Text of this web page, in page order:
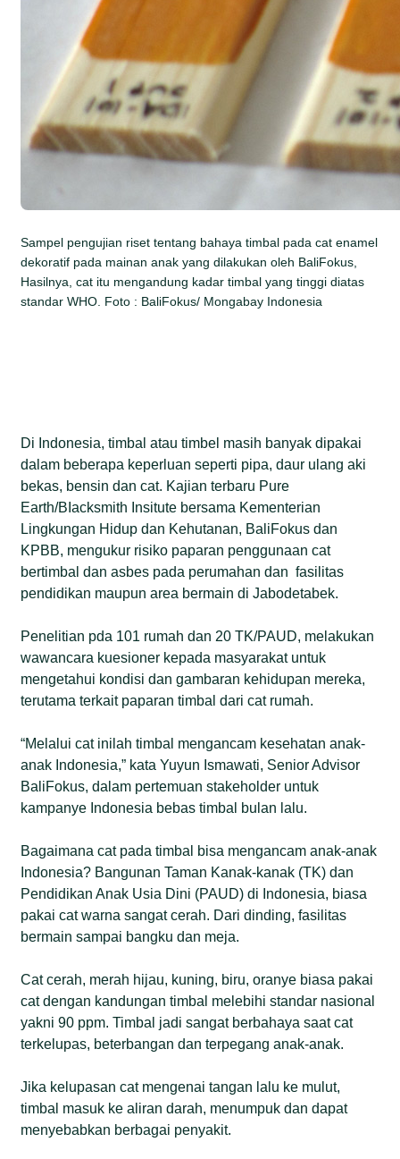
Sampel pengujian riset tentang bahaya timbal pada cat enamel
dekoratif pada mainan anak yang dilakukan oleh BaliFokus,
Hasilnya, cat itu mengandung kadar timbal yang tinggi diatas
standar WHO. Foto : BaliFokus/ Mongabay Indonesia
Di Indonesia, timbal atau timbel masih banyak dipakai
dalam beberapa keperluan seperti pipa, daur ulang aki
bekas, bensin dan cat. Kajian terbaru Pure
Earth/BIacksmith Insitute bersama Kementerian
Lingkungan Hidup dan Kehutanan, BaliFokus dan
KPBB, mengukur risiko paparan penggunaan cat
bertimbal dan asbes pada perumahan dan fasilitas
pendidikan maupun area bermain di Jabodetabek.
Penelitian pda 101 rumah dan 20 TK/PAUD, melakukan
wawancara kuesioner kepada masyarakat untuk
mengetahui kondisi dan gambaran kehidupan mereka,
terutama terkait paparan timbal dari cat rumah.
“Melalui cat inilah timbal mengancam kesehatan anak-
anak Indonesia,” kata Yuyun Ismawati, Senior Advisor
BaliFokus, dalam pertemuan stakeholder untuk
kampanye Indonesia bebas timbal bulan lalu.
Bagaimana cat pada timbal bisa mengancam anak-anak
Indonesia? Bangunan Taman Kanak-kanak (TK) dan
Pendidikan Anak Usia Dini (PAUD) di Indonesia, biasa
pakai cat warna sangat cerah. Dari dinding, fasilitas
bermain sampai bangku dan meja.
Cat cerah, merah hijau, kuning, biru, oranye biasa pakai
cat dengan kandungan timbal melebihi standar nasional
yakni 90 ppm. Timbal jadi sangat berbahaya saat cat
terkelupas, beterbangan dan terpegang anak-anak.
Jika kelupasan cat mengenai tangan lalu ke mulut,
timbal masuk ke aliran darah, menumpuk dan dapat
menyebabkan berbagai penyakit.